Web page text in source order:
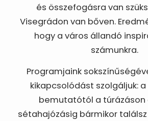
és összefogásra van
Visegrádon van bőven.
hogy a város állandó
számunkra.
Programjaink
kikapcsolódást szolgáljuk:
bemutatótól a túrázáson
sétahajózásig bármikor